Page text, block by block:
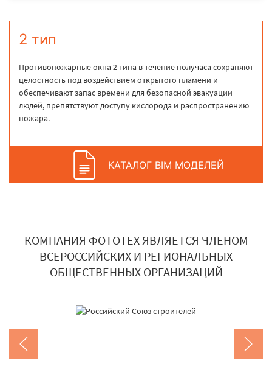
2 тип
Противопожарные окна 2 типа в течение получаса сохраняют
целостность под воздействием открытого пламени и
обеспечивают запас времени для безопасной эвакуации
людей, препятствуют доступу кислорода и распространению
пожара.
КАТАЛОГ BIM МОДЕЛЕЙ
КОМПАНИЯ ФОТОТЕХ ЯВЛЯЕТСЯ ЧЛЕНОМ
ВСЕРОССИЙСКИХ И РЕГИОНАЛЬНЫХ
ОБЩЕСТВЕННЫХ ОРГАНИЗАЦИЙ